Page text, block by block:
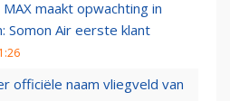
maakt opwachting in
Somon Air eerste klant
officiële naam vliegveld van